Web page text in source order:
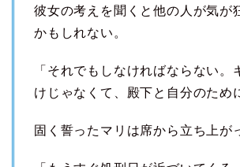
彼女の考えを聞くと他の人が気が
かもしれない。
「それでもしなければならない。
けじゃなくて、殿下と自分のため
固く誓ったマリは席から立ち上が